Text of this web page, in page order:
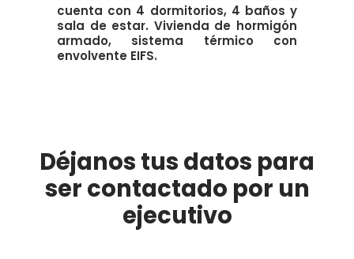
cuenta con 4 dormitorios, 4 baños y
sala de estar. Vivienda de hormigón
armado, sistema térmico con
envolvente EIFS.
Déjanos tus datos para
ser contactado por un
ejecutivo